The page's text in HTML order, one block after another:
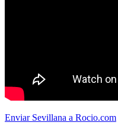
Enviar Sevillana a Rocio.com